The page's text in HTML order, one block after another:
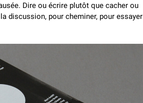
Dire ou écrire plutôt que cacher ou
discussion, pour cheminer, pour essayer